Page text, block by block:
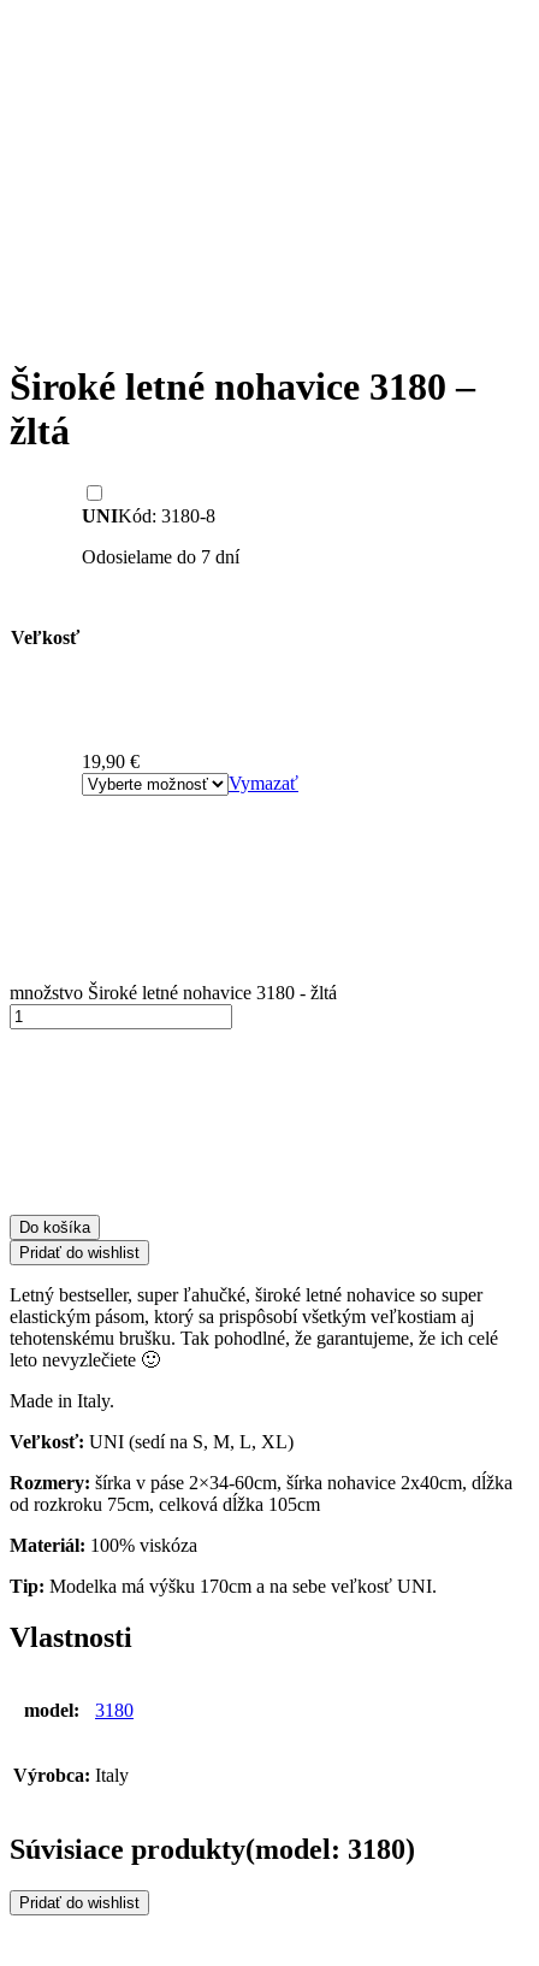
Široké letné nohavice 3180 –
žltá
Veľkosť
UNIKód: 3180-8
Odosielame do 7 dní
19,90 €
Vymazať
množstvo Široké letné nohavice 3180 - žltá
Do košíka
Pridať do wishlist
Letný bestseller, super ľahučké, široké letné nohavice so super
elastickým pásom, ktorý sa prispôsobí všetkým veľkostiam aj
tehotenskému brušku. Tak pohodlné, že garantujeme, že ich celé
leto nevyzlečiete 🙂
Made in Italy.
Veľkosť: UNI (sedí na S, M, L, XL)
Rozmery: šírka v páse 2×34-60cm, šírka nohavice 2x40cm, dĺžka
od rozkroku 75cm, celková dĺžka 105cm
Materiál: 100% viskóza
Tip: Modelka má výšku 170cm a na sebe veľkosť UNI.
Vlastnosti
model: 3180
Výrobca: Italy
Súvisiace produkty(model: 3180)
Pridať do wishlist